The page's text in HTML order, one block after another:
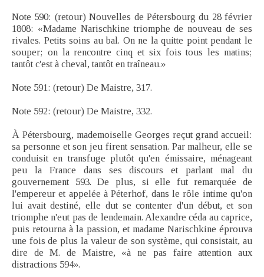
Note 590: (retour) Nouvelles de Pétersbourg du 28 février
1808: «Madame Narischkine triomphe de nouveau de ses
rivales. Petits soins au bal. On ne la quitte point pendant le
souper; on la rencontre cinq et six fois tous les matins;
tantôt c'est à cheval, tantôt en traîneau.»
Note 591: (retour) De Maistre, 317.
Note 592: (retour) De Maistre, 332.
À Pétersbourg, mademoiselle Georges reçut grand accueil:
sa personne et son jeu firent sensation. Par malheur, elle se
conduisit en transfuge plutôt qu'en émissaire, ménageant
peu la France dans ses discours et parlant mal du
gouvernement 593. De plus, si elle fut remarquée de
l'empereur et appelée à Péterhof, dans le rôle intime qu'on
lui avait destiné, elle dut se contenter d'un début, et son
triomphe n'eut pas de lendemain. Alexandre céda au caprice,
puis retourna à la passion, et madame Narischkine éprouva
une fois de plus la valeur de son système, qui consistait, au
dire de M. de Maistre, «à ne pas faire attention aux
distractions 594».